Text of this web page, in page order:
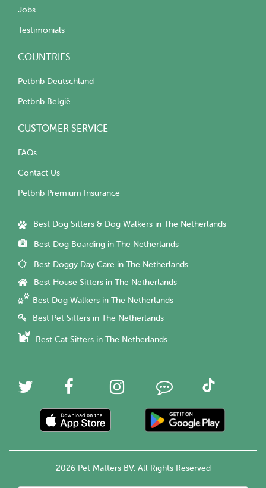
Jobs
Testimonials
COUNTRIES
Petbnb Deutschland
Petbnb België
CUSTOMER SERVICE
FAQs
Contact Us
Petbnb Premium Insurance
Best Dog Sitters & Dog Walkers in The Netherlands
Best Dog Boarding in The Netherlands
Best Doggy Day Care in The Netherlands
Best House Sitters in The Netherlands
Best Dog Walkers in The Netherlands
Best Pet Sitters in The Netherlands
Best Cat Sitters in The Netherlands
2026 Pet Matters BV. All Rights Reserved